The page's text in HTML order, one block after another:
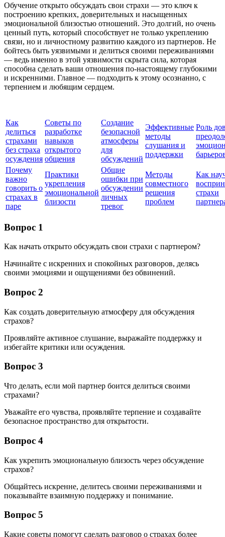
Обучение открыто обсуждать свои страхи — это ключ к
построению крепких, доверительных и насыщенных
эмоциональной близостью отношений. Это долгий, но очень
ценный путь, который способствует не только укреплению
связи, но и личностному развитию каждого из партнеров. Не
бойтесь быть уязвимыми и делиться своими переживаниями
— ведь именно в этой уязвимости скрыта сила, которая
способна сделать ваши отношения по-настоящему глубокими
и искренними. Главное — подходить к этому осознанно, с
терпением и любящим сердцем.
Как
делиться
страхами
без страха
осуждения
Советы по
разработке
навыков
открытого
общения
Создание
безопасной
атмосферы
для
обсуждений
Эффективные
методы
слушания и
поддержки
Роль
Почему
важно
говорить о
страхах в
паре
Практики
укрепления
эмоциональной
близости
Общие
ошибки при
обсуждении
личных
тревог
Методы
совместного
решения
проблем
Как
страхи
Вопрос 1
Как начать открыто обсуждать свои страхи с партнером?
Начинайте с искренних и спокойных разговоров, делясь
своими эмоциями и ощущениями без обвинений.
Вопрос 2
Как создать доверительную атмосферу для обсуждения
страхов?
Проявляйте активное слушание, выражайте поддержку и
избегайте критики или осуждения.
Вопрос 3
Что делать, если мой партнер боится делиться своими
страхами?
Уважайте его чувства, проявляйте терпение и создавайте
безопасное пространство для открытости.
Вопрос 4
Как укрепить эмоциональную близость через обсуждение
страхов?
Общайтесь искренне, делитесь своими переживаниями и
показывайте взаимную поддержку и понимание.
Вопрос 5
Какие советы помогут сделать разговор о страхах более